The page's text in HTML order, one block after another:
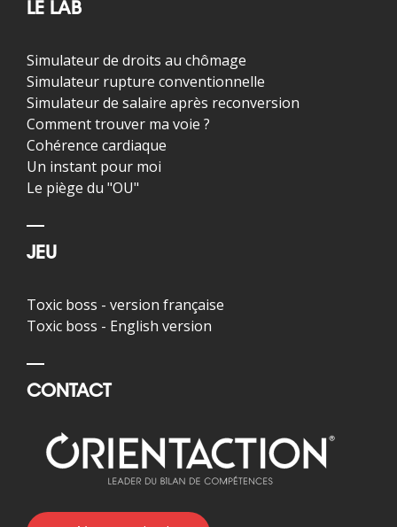
LE LAB
Simulateur de droits au chômage
Simulateur rupture conventionnelle
Simulateur de salaire après reconversion
Comment trouver ma voie ?
Cohérence cardiaque
Un instant pour moi
Le piège du "OU"
JEU
Toxic boss - version française
Toxic boss - English version
CONTACT